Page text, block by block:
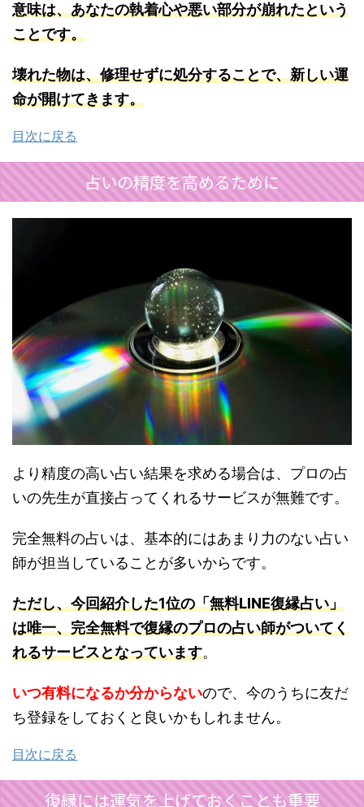
意味は、あなたの執着心や悪い部分が崩れたという
ことです。
壊れた物は、修理せずに処分することで、新しい運
命が開けてきます。
目次に戻る
占いの精度を高めるために
より精度の高い占い結果を求める場合は、プロの占
いの先生が直接占ってくれるサービスが無難です。
完全無料の占いは、基本的にはあまり力のない占い
師が担当していることが多いからです。
ただし、今回紹介した1位の「無料LINE復縁占い」
は唯一、完全無料で復縁のプロの占い師がついてく
れるサービスとなっています。
いつ有料になるか分からないので、今のうちに友だ
ち登録をしておくと良いかもしれません。
目次に戻る
復縁には運気を上げておくことも重要